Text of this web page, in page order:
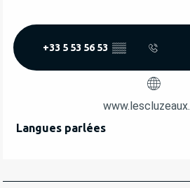
+33 5 53 56 53 ▒▒
Langues parlées
Langues parlées